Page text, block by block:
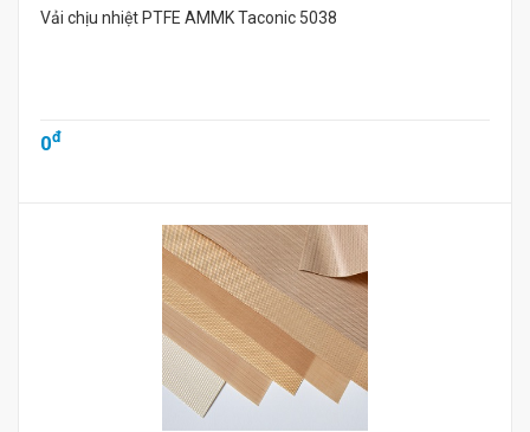
Vải chịu nhiệt PTFE AMMK Taconic 5038
0đ